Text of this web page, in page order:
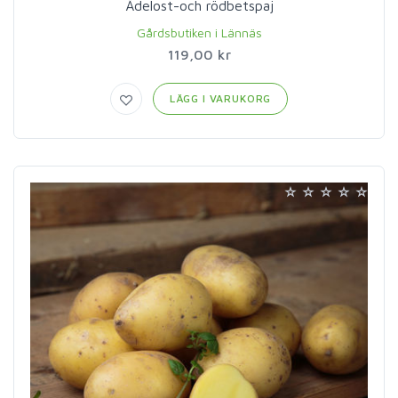
Ädelost-och rödbetspaj
Gårdsbutiken i Lännäs
119,00 kr
LÄGG I VARUKORG